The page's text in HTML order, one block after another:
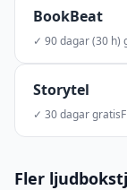
BookBeat
✓ 90 dagar (30 h)
Storytel
✓ 30 dagar gratis
Fler